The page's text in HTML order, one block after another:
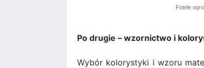
Fotele
Po drugie – wzornictwo i
Wybór kolorystyki i wzoru